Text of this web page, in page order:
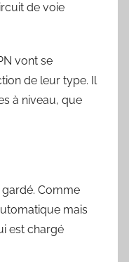
de voie
vont se
de leur type. Il
à niveau, que
Comme
mais
est chargé